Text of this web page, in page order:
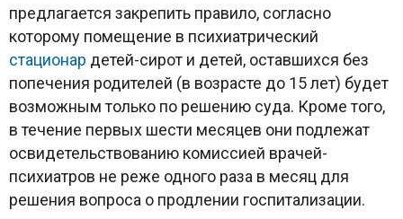
предлагается закрепить правило, согласно
которому помещение в психиатрический
стационар детей-сирот и детей, оставшихся без
попечения родителей (в возрасте до 15 лет) будет
возможным только по решению суда. Кроме того,
в течение первых шести месяцев они подлежат
освидетельствованию комиссией врачей-
психиатров не реже одного раза в месяц для
решения вопроса о продлении госпитализации.